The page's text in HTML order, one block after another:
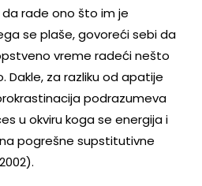
rade ono što im je
se plaše, govoreći sebi da
vreme radeći nešto
Dakle, za razliku od apatije
podrazumeva
u okviru koga se energija i
pogrešne supstitutivne